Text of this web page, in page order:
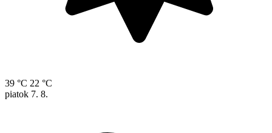
39 °C 22 °C
piatok 7. 8.